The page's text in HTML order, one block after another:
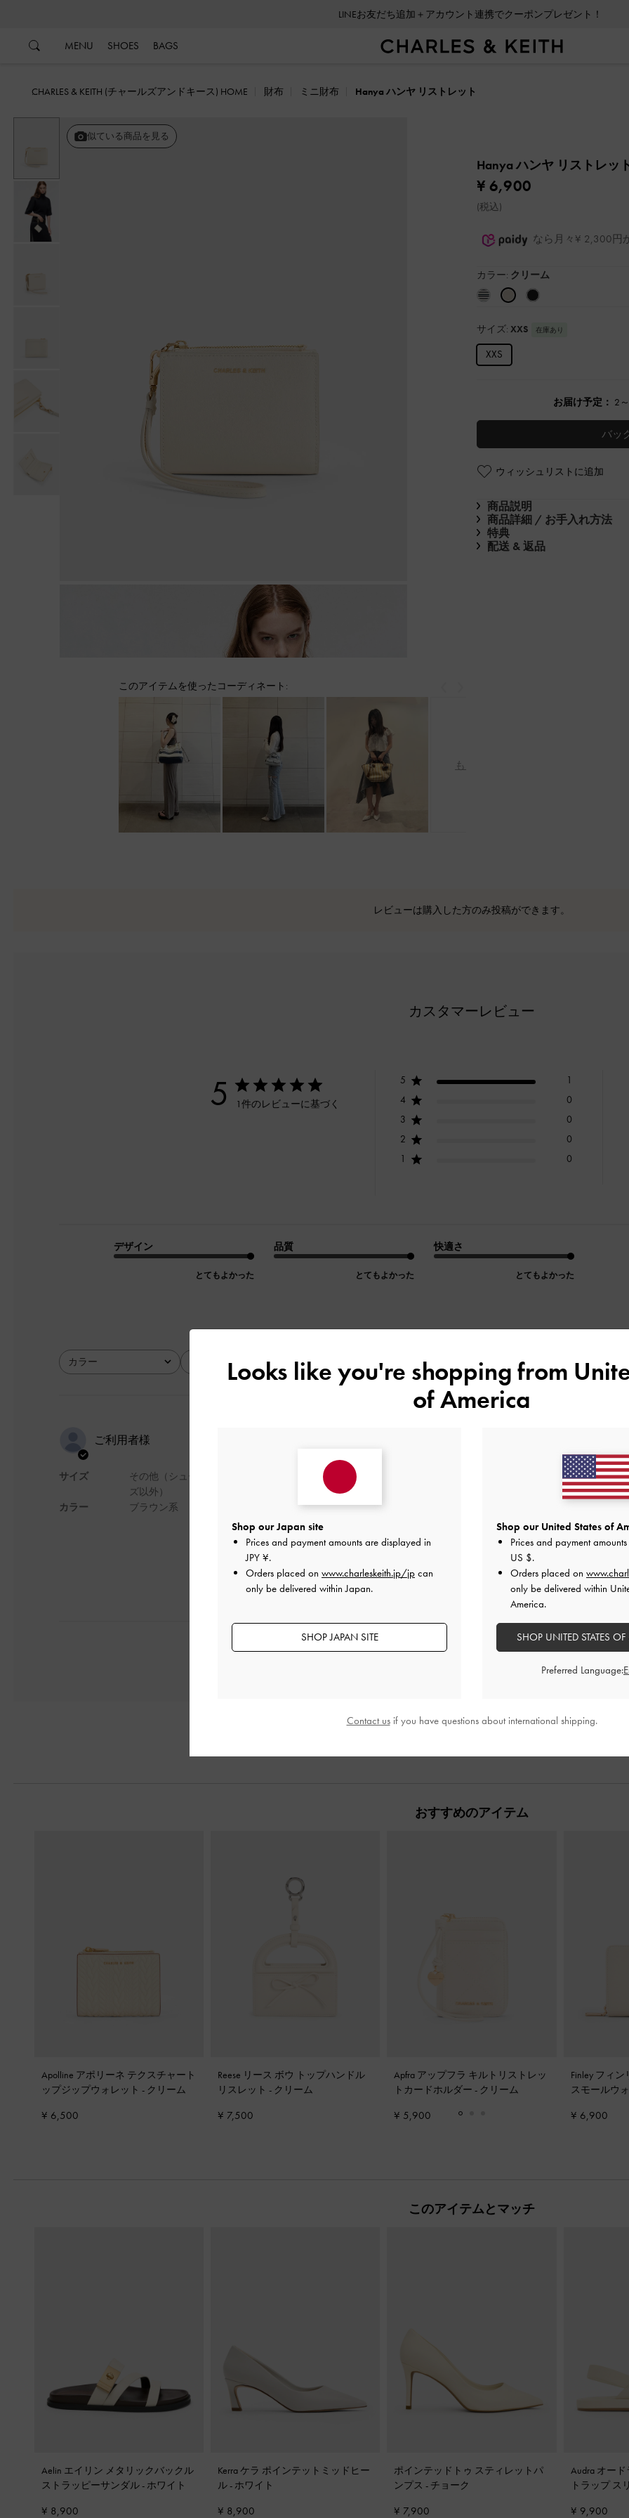
LINEお友だち追加＋アカウント連携でクーポンプレゼント！
MENU SHOES BAGS
CHARLES & KEITH (チャールズアンドキース) HOME 財布 ミニ財布 Hanya ハンヤ リストレット
似ている商品を見る
Hanya ハンヤ リストレット
¥ 6,900
(税込)
なら月々¥ 2,300円
カラー: クリーム
サイズ: XXS 在庫あり
XXS
お届け予定： 2
バッ
ウィッシュリストに追加
商品説明
商品詳細 / お手入れ方法
特典
配送 & 返品
このアイテムを使ったコーディネート:
もっと見る
レビューは購入した方のみ投稿ができます。
カスタマーレビュー
5 1件のレビューに基づく
5
1
4
0
3
0
2
0
1
0
デザイン
とてもよかった
品質
とてもよかった
快適さ
とてもよかった
カラー
全て 全て 全て 快適さ
全て
ご利用者様
サイズ
カラー
その他（シュー
ズ以外）
ブラウン系
品質
とてもよかった とても
おすすめのアイテム
Apolline アポリーネ テクスチャート
ップジップウォレット - クリーム
¥ 6,500
Reese リース ボウ トップハンドル
リスレット - クリーム
¥ 7,500
Apfra アップフラ キルトリストレッ
トカードホルダー - クリーム
¥ 5,900
Finley フィ
スモールウ
¥ 6,900
このアイテムとマッチ
Aelin エイリン メタリックバックル
ストラッピーサンダル - ホワイト
¥ 8,900
Kerra ケラ ポインテットミッドヒー
ル - ホワイト
¥ 8,900
ポインテッドトゥ スティレットパ
ンプス - チョーク
¥ 7,900
Audra オー
トラップ ス
¥ 9,900
Looks like you're shopping from
of America
Shop our Japan site
Prices and payment amounts are displayed in
JPY ¥.
Orders placed on www.charleskeith.jp/jp can
only be delivered within Japan.
SHOP JAPAN SITE
Shop our United States of
Prices and payment
US $.
Orders placed on
only be delivered within
America.
SHOP UNITED STATES
Preferred Language:
Contact usif you have questions about international shipping.